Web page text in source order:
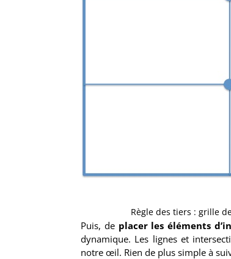
Règle des tiers : grille
Puis, de placer les éléments
dynamique. Les lignes et
notre œil. Rien de plus simple à